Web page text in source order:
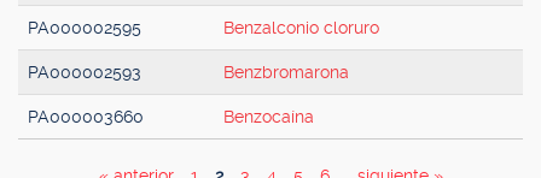
PA000002595 Benzalconio cloruro
PA000002593 Benzbromarona
PA000003660 Benzocaína